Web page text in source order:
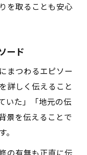
を取ることも安心
ード
まつわるエピソー
詳しく伝えること
いた」「地元の伝
景を伝えることで
。